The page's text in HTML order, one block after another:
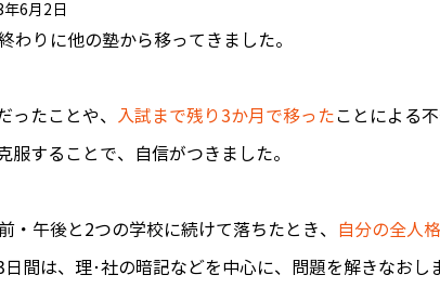
年6月2日
わりに他の塾から移ってきました。
ったことや、 入試まで残り3か月で移った ことによる
服することで、自信がつきました。
・午後と2つの学校に続けて落ちたとき、 自分の全人
日間は、理･社の暗記などを中心に、問題を解きなおし